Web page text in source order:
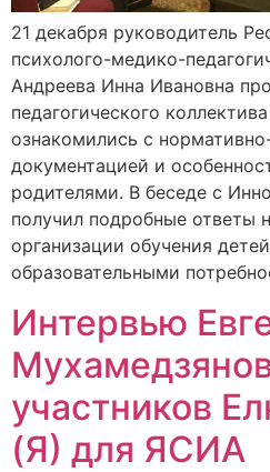
21 декабря руководитель
психолого-медико-
Андреева Инна Ивановна
педагогического
ознакомились с
документацией и
родителями. В беседе с
получил подробные ответы
организации обучения
образовательными
Интервью
участников
(Я) для ЯСИА